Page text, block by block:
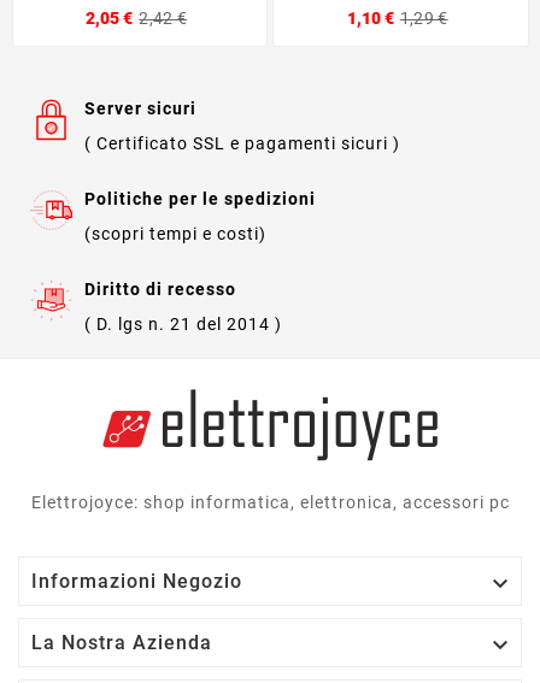
2,05 € 2,42 €
1,10 € 1,29 €
Server sicuri
( Certificato SSL e pagamenti sicuri )
Politiche per le spedizioni
(scopri tempi e costi)
Diritto di recesso
( D. lgs n. 21 del 2014 )
Elettrojoyce: shop informatica, elettronica, accessori pc
Informazioni Negozio 
La Nostra Azienda 